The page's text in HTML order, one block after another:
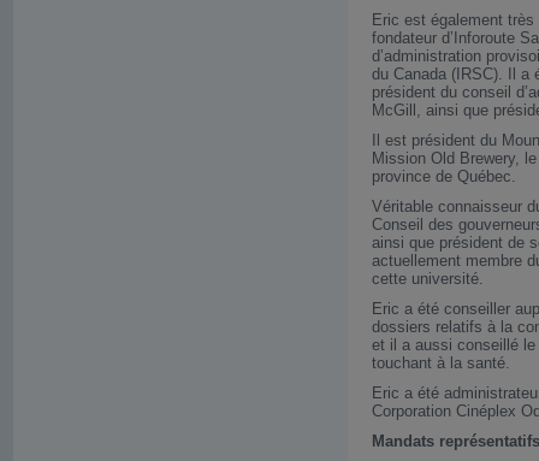
Eric est également
fondateur d’Inforoute
d’administration
du Canada (IRSC). Il a
président du conseil
McGill, ainsi que
Il est président du
Mission Old Brewery,
province de Québec.
Véritable connaisseur
Conseil des
ainsi que président de
actuellement membre
cette université.
Eric a été conseiller
dossiers relatifs à la
et il a aussi conseillé
touchant à la santé.
Eric a été
Corporation Cinéplex
Mandats représentatifs